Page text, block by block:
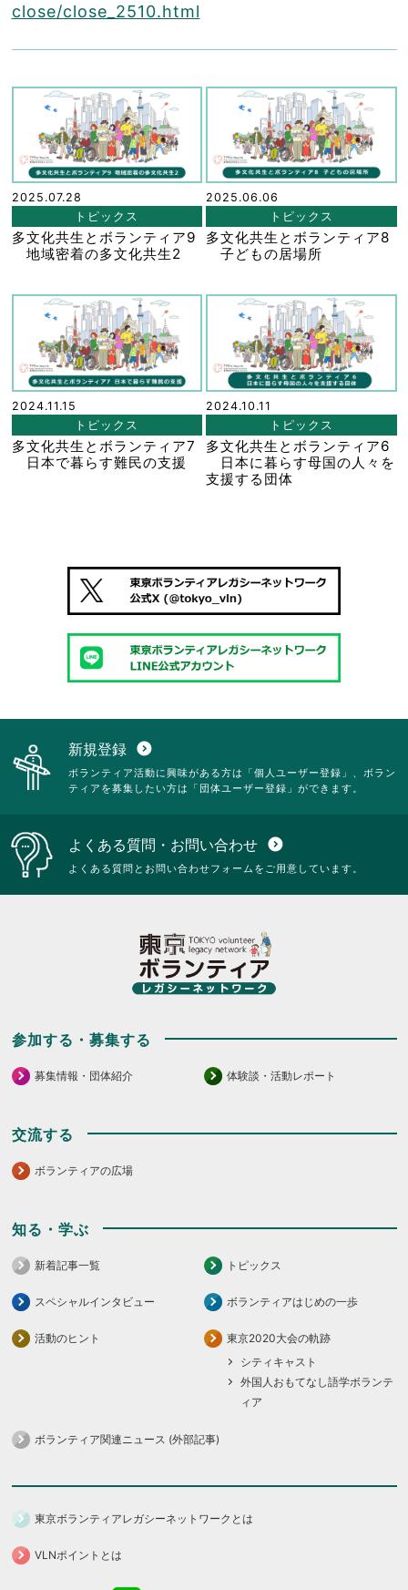
close/close_2510.html
2025.07.28
トピックス
多文化共生とボランティア9
地域密着の多文化共生2
2025.06.06
トピックス
多文化共生とボランティア8
子どもの居場所
2024.11.15
トピックス
多文化共生とボランティア7
日本で暮らす難民の支援
2024.10.11
トピックス
多文化共生とボランティア6
日本に暮らす母国の人々を
支援する団体
新規登録 expand_circle_down
ボランティア活動に興味がある方は「個人ユーザー登録」、ボラン
ティアを募集したい方は「団体ユーザー登録」ができます。
よくある質問・お問い合わせ expand_circle_down
よくある質問とお問い合わせフォームをご用意しています。
参加する・募集する
募集情報・団体紹介 体験談・活動レポート
交流する
ボランティアの広場
知る・学ぶ
新着記事一覧 トピックス
スペシャルインタビュー ボランティアはじめの一歩
活動のヒント
東京2020大会の軌跡
シティキャスト
外国人おもてなし語学ボランテ
ィア
ボランティア関連ニュース (外部記事)
東京ボランティアレガシーネットワークとは
VLNポイントとは